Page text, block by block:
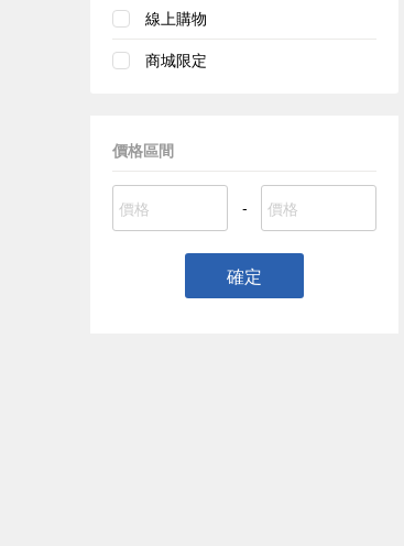
線上購物
商城限定
價格區間
-
確定